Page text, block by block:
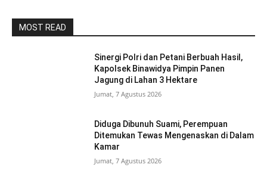
MOST READ
Sinergi Polri dan Petani Berbuah Hasil,
Kapolsek Binawidya Pimpin Panen
Jagung di Lahan 3 Hektare
Jumat, 7 Agustus 2026
Diduga Dibunuh Suami, Perempuan
Ditemukan Tewas Mengenaskan di Dalam
Kamar
Jumat, 7 Agustus 2026